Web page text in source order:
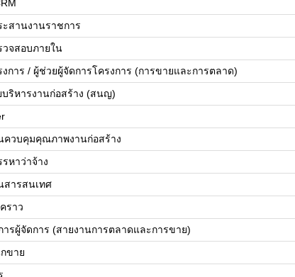
ะสานงานราชการ
วจสอบภายใน
งการ / ผู้ช่วยผู้จัดการโครงการ (การขายและการตลาด)
บริหารงานก่อสร้าง (สนญ)
ควบคุมคุณภาพงานก่อสร้าง
หาว่าจ้าง
สารสนเทศ
ราว
ารผู้จัดการ (สายงานการตลาดและการขาย)
ขาย